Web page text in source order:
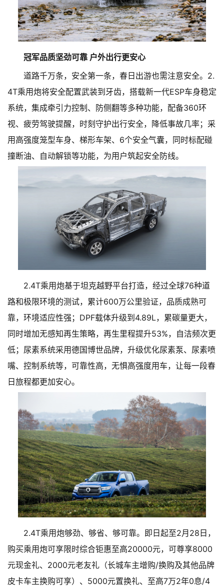
冠军品质坚劲可靠 户外出行更安心
道路千万条，安全第一条，春日出游也需注意安全。2.
4T乘用炮将安全配置武装到牙齿，搭载新一代ESP车身稳定
系统，集成牵引力控制、防侧翻等多种功能，配备360环
视、疲劳驾驶提醒，时刻守护出行安全，降低事故几率；采
用高强度笼型车身、梯形车架、6个安全气囊，同时标配碰
撞断油、自动解锁等功能，为用户筑起安全防线。
2.4T乘用炮基于坦克越野平台打造，经过全球76种道
路和极限环境的测试，累计600万公里验证，品质成熟可
靠，环境适应性强；DPF载体升级到4.89L，累碳量更大，
同时增加无感知再生策略，再生里程提升53%，自洁频次更
低；尿素系统采用德国博世品牌，升级优化尿素泵、尿素喷
嘴、控制系统等，可靠性高，无惧高强度用车，让每一段春
日旅程都更加安心。
2.4T乘用炮够劲、够省、够可靠。即日起至2月28日，
购买乘用炮可享限时综合钜惠至高20000元，可尊享8000
元现金礼、2000元老友礼（长城车主增购/换购及其他品牌
皮卡车主换购可享）、5000元置换礼、至高7万2年0息/4